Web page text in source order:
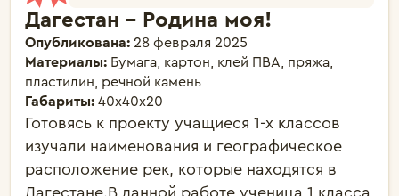
Дагестан - Родина моя!
Опубликована: 28 февраля 2025
Материалы: Бумага, картон, клей ПВА, пряжа,
пластилин, речной камень
Габариты: 40х40х20
Готовясь к проекту учащиеся 1-х классов
изучали наименования и географическое
расположение рек, которые находятся в
Дагестане.В данной работе ученица 1 класса